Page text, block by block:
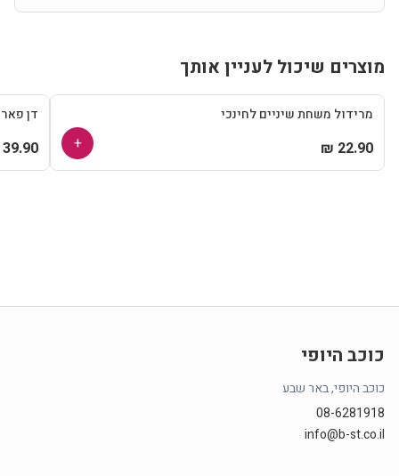
מוצרים שיכול לעניין אותך
מרידול משחת שיניים לחינכי
22.90 ₪
+
דן
39.90 ₪
כוכב היופי
כוכב היופי, באר שבע
08-6281918
info@b-st.co.il